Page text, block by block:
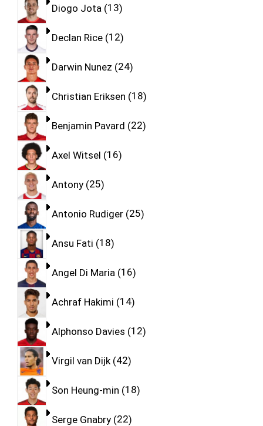
Diogo Jota 13
Declan Rice 12
Darwin Nunez 24
Christian Eriksen 18
Benjamin Pavard 22
Axel Witsel 16
Antony 25
Antonio Rudiger 25
Ansu Fati 18
Angel Di Maria 16
Achraf Hakimi 14
Alphonso Davies 12
Virgil van Dijk 42
Son Heung-min 18
Serge Gnabry 22